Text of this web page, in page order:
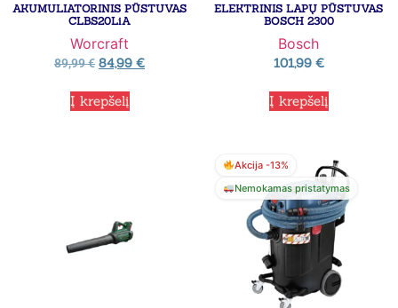
AKUMULIATORINIS PŪSTUVAS
CLBS20LiA
Worcraft
89,99€ 84,99 €
Į krepšelį
ELEKTRINIS LAPŲ PŪSTUVAS
BOSCH 2300
Bosch
101,99 €
Į krepšelį
Akcija -13%
Nemokamas pristatymas